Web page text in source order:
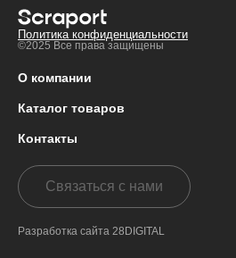
Политика конфиденциальности
©2025 Все права защищены
О компании
Каталог товаров
Контакты
Связаться с нами
Разработка сайта 28DIGITAL